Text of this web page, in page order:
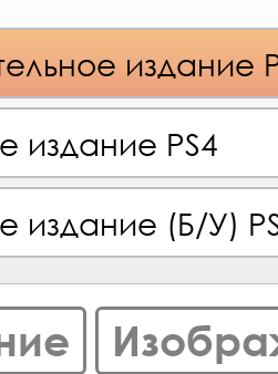
издание
издание PS4
издание (Б/У)